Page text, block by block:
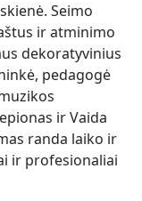
Seimo
ir atminimo
dekoratyvinius
pedagogė
ir Vaida
randa laiko ir
ir profesionaliai